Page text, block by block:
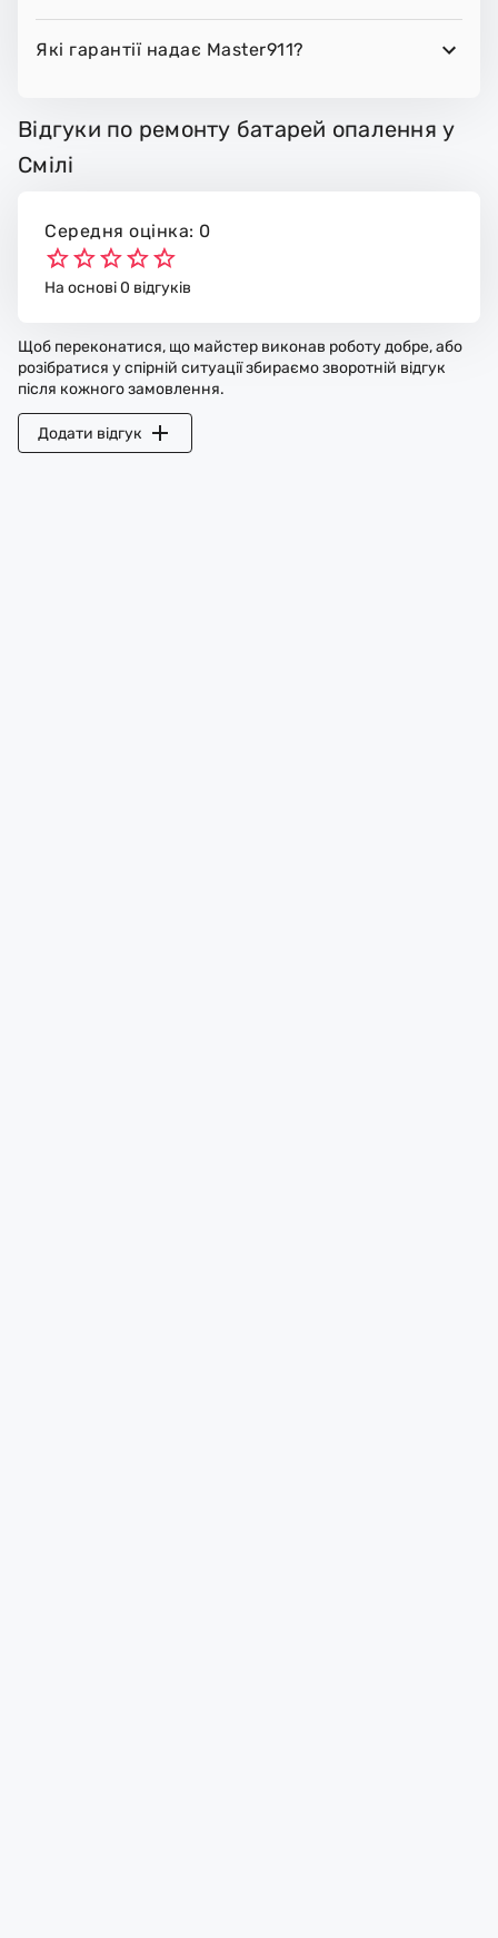
Які гарантії надає Master911?
Відгуки по ремонту батарей опалення у
Смілі
Середня оцінка: 0
На основі 0 відгуків
Щоб переконатися, що майстер виконав роботу добре, або
розібратися у спірній ситуації збираємо зворотній відгук
після кожного замовлення.
Додати відгук